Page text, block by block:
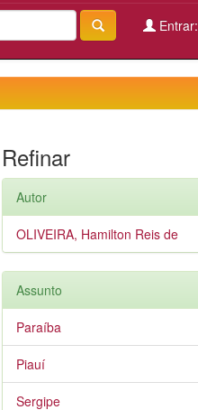
Entrar:
Refinar
Autor
OLIVEIRA, Hamilton Reis de
Assunto
Paraíba
Piauí
Sergipe